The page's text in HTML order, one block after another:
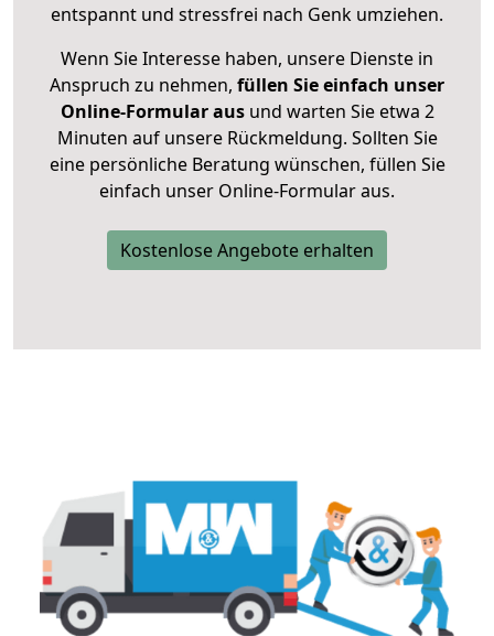
entspannt und stressfrei nach Genk umziehen.
Wenn Sie Interesse haben, unsere Dienste in
Anspruch zu nehmen, füllen Sie einfach unser
Online-Formular ausund warten Sie etwa 2
Minuten auf unsere Rückmeldung. Sollten Sie
eine persönliche Beratung wünschen, füllen Sie
einfach unser Online-Formular aus.
Kostenlose Angebote erhalten